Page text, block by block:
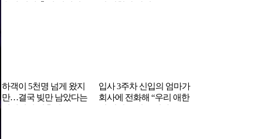
하객이 5천명 넘게 왔지
만…결국 빚만 남았다는
입사 3주차 신입의 엄마가
회사에 전화해 “우리 애한